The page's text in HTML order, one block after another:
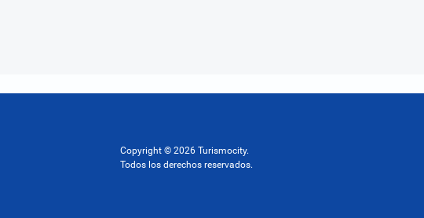
Copyright © 2026 Turismocity.
Todos los derechos reservados.